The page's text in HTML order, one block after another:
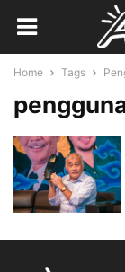
Home Tags